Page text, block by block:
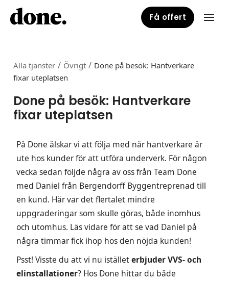
Få offert
Alla tjänster / Övrigt / Done på besök: Hantverkare
fixar uteplatsen
Done på besök: Hantverkare
fixar uteplatsen
På Done älskar vi att följa med när hantverkare är
ute hos kunder för att utföra underverk. För någon
vecka sedan följde några av oss från Team Done
med Daniel från Bergendorff Byggentreprenad till
en kund. Här var det flertalet mindre
uppgraderingar som skulle göras, både inomhus
och utomhus. Läs vidare för att se vad Daniel på
några timmar fick ihop hos den nöjda kunden!
Psst! Visste du att vi nu iställeterbjuder VVS- och
elinstallationer? Hos Done hittar du både